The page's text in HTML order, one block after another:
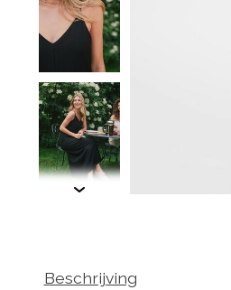
Beschrijving